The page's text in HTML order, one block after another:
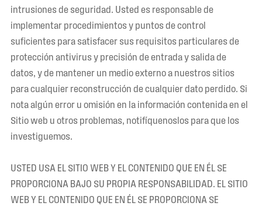
intrusiones de seguridad. Usted es responsable de
implementar procedimientos y puntos de control
suficientes para satisfacer sus requisitos particulares de
protección antivirus y precisión de entrada y salida de
datos, y de mantener un medio externo a nuestros sitios
para cualquier reconstrucción de cualquier dato perdido. Si
nota algún error u omisión en la información contenida en el
Sitio web u otros problemas, notifíquenoslos para que los
investiguemos.
USTED USA EL SITIO WEB Y EL CONTENIDO QUE EN ÉL SE
PROPORCIONA BAJO SU PROPIA RESPONSABILIDAD. EL SITIO
WEB Y EL CONTENIDO QUE EN ÉL SE PROPORCIONA SE